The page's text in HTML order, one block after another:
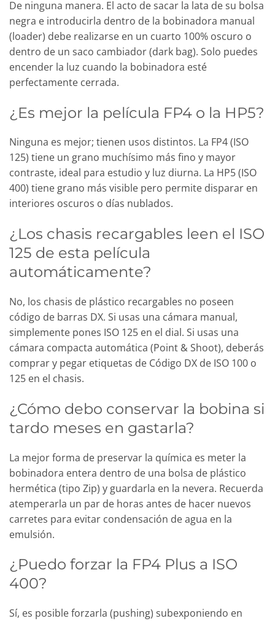
De ninguna manera. El acto de sacar la lata de su bolsa
negra e introducirla dentro de la bobinadora manual
(loader) debe realizarse en un cuarto 100% oscuro o
dentro de un saco cambiador (dark bag). Solo puedes
encender la luz cuando la bobinadora esté
perfectamente cerrada.
¿Es mejor la película FP4 o la HP5?
Ninguna es mejor; tienen usos distintos. La FP4 (ISO
125) tiene un grano muchísimo más fino y mayor
contraste, ideal para estudio y luz diurna. La HP5 (ISO
400) tiene grano más visible pero permite disparar en
interiores oscuros o días nublados.
¿Los chasis recargables leen el ISO
125 de esta película
automáticamente?
No, los chasis de plástico recargables no poseen
código de barras DX. Si usas una cámara manual,
simplemente pones ISO 125 en el dial. Si usas una
cámara compacta automática (Point & Shoot), deberás
comprar y pegar etiquetas de Código DX de ISO 100 o
125 en el chasis.
¿Cómo debo conservar la bobina si
tardo meses en gastarla?
La mejor forma de preservar la química es meter la
bobinadora entera dentro de una bolsa de plástico
hermética (tipo Zip) y guardarla en la nevera. Recuerda
atemperarla un par de horas antes de hacer nuevos
carretes para evitar condensación de agua en la
emulsión.
¿Puedo forzar la FP4 Plus a ISO
400?
Sí, es posible forzarla (pushing) subexponiendo en